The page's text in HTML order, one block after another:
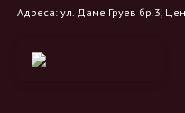
Адреса: ул. Даме Груев бр.3,